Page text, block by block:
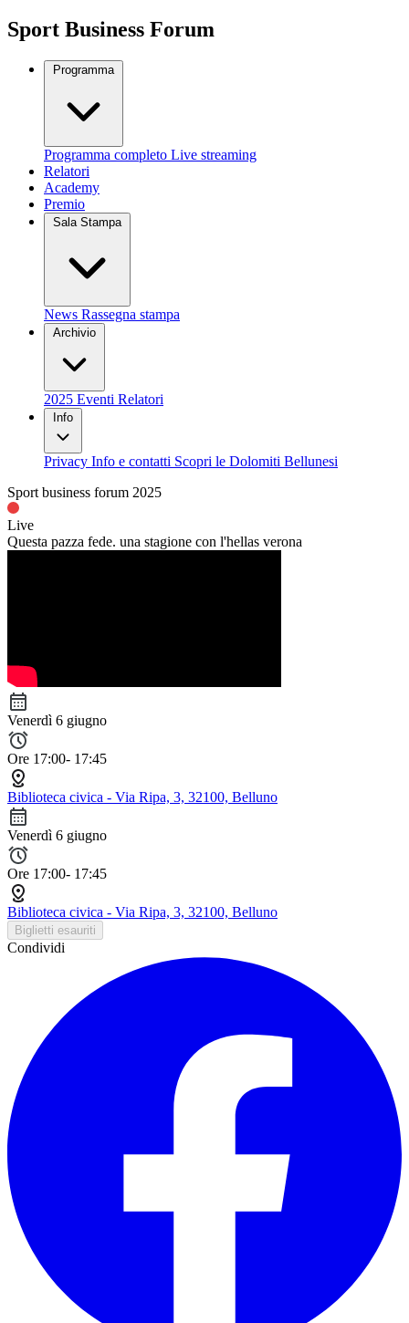
Sport Business Forum
Programma
Programma completo Live streaming
Relatori
Academy
Premio
Sala Stampa
News Rassegna stampa
Archivio
2025 Eventi Relatori
Info
Privacy Info e contatti Scopri le Dolomiti Bellunesi
Sport business forum 2025
Live
Questa pazza fede. una stagione con l'hellas verona
Venerdì 6 giugno
Ore 17:00- 17:45
Biblioteca civica - Via Ripa, 3, 32100, Belluno
Venerdì 6 giugno
Ore 17:00- 17:45
Biblioteca civica - Via Ripa, 3, 32100, Belluno
Biglietti esauriti
Condividi